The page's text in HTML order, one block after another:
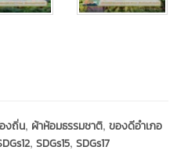
งถิ่น, ผ้าห้อมธรรมชาติ, ของดีอำเภอ
, SDGs15, SDGs17